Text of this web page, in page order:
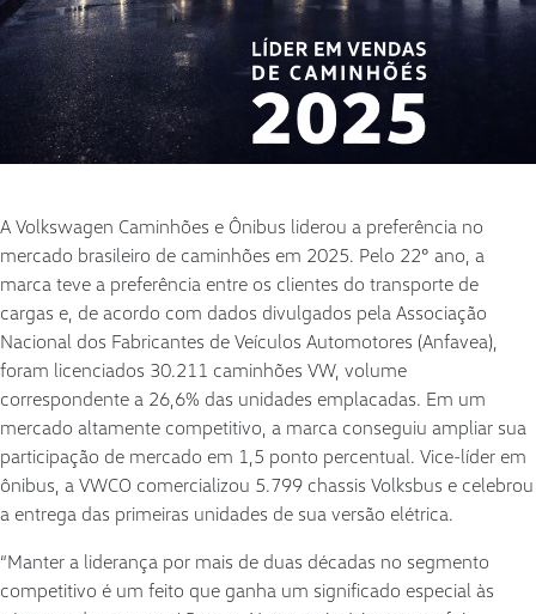
A Volkswagen Caminhões e Ônibus liderou a preferência no
mercado brasileiro de caminhões em 2025. Pelo 22° ano, a
marca teve a preferência entre os clientes do transporte de
cargas e, de acordo com dados divulgados pela Associação
Nacional dos Fabricantes de Veículos Automotores (Anfavea),
foram licenciados 30.211 caminhões VW, volume
correspondente a 26,6% das unidades emplacadas. Em um
mercado altamente competitivo, a marca conseguiu ampliar sua
participação de mercado em 1,5 ponto percentual. Vice-líder em
ônibus, a VWCO comercializou 5.799 chassis Volksbus e celebrou
a entrega das primeiras unidades de sua versão elétrica.
“Manter a liderança por mais de duas décadas no segmento
competitivo é um feito que ganha um significado especial às